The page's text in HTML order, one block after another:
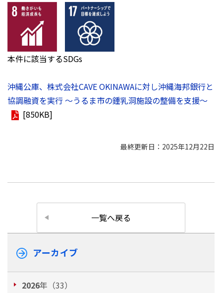
本件に該当するSDGs
沖縄公庫、株式会社CAVE OKINAWAに対し沖縄海邦銀行と
協調融資を実行 ～うるま市の鍾乳洞施設の整備を支援～
[850KB]
最終更新日：2025年12月22日
一覧へ戻る
アーカイブ
2026年（33）